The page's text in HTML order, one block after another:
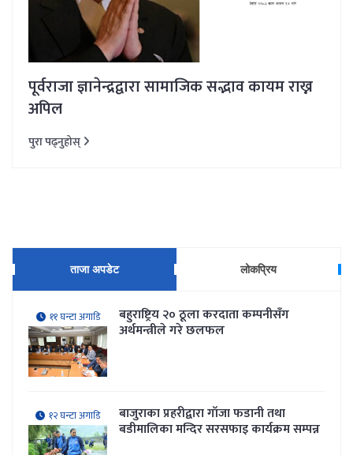
पूर्वराजा ज्ञानेन्द्रद्वारा सामाजिक सद्भाव कायम राख्न
अपिल
पुरा पढ्नुहोस्
ताजा अपडेट लोकप्रिय
११ घन्टा अगाडि बहुराष्ट्रिय २० ठूला करदाता कम्पनीसँग
अर्थमन्त्रीले गरे छलफल
१२ घन्टा अगाडि बाजुराका प्रहरीद्वारा गाँजा फडानी तथा
बडीमालिका मन्दिर सरसफाइ कार्यक्रम सम्पन्न